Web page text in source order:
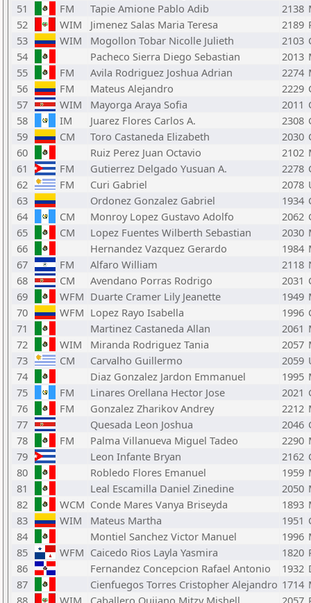
51
FM Tapie Amione Pablo Adib 2138
52
WIM Jimenez Salas Maria Teresa 2189
53
WIM Mogollon Tobar Nicolle Julieth 2103
54
Pacheco Sierra Diego Sebastian 2013
55
FM Avila Rodriguez Joshua Adrian 2274
56
FM Mateus Alejandro 2229
57
WIM Mayorga Araya Sofia 2011
58
IM Juarez Flores Carlos A. 2308
59
CM Toro Castaneda Elizabeth 2030
60
Ruiz Perez Juan Octavio 2102
61
FM Gutierrez Delgado Yusuan A. 2278
62
FM Curi Gabriel 2078
63
Ordonez Gonzalez Gabriel 1934
64
CM Monroy Lopez Gustavo Adolfo 2062
65
CM Lopez Fuentes Wilberth Sebastian 2030
66
Hernandez Vazquez Gerardo 1984
67
FM Alfaro William 2118
68
CM Avendano Porras Rodrigo 2031
69
WFM Duarte Cramer Lily Jeanette 1949
70
WFM Lopez Rayo Isabella 1996
71
Martinez Castaneda Allan 2061
72
WIM Miranda Rodriguez Tania 2057
73
CM Carvalho Guillermo 2059
74
Diaz Gonzalez Jardon Emmanuel 1995
75
FM Linares Orellana Hector Jose 2021
76
FM Gonzalez Zharikov Andrey 2212
77
Quesada Leon Joshua 2046
78
FM Palma Villanueva Miguel Tadeo 2290
79
Leon Infante Bryan 2162
80
Robledo Flores Emanuel 1959
81
Leal Escamilla Daniel Zinedine 2050
82
WCM Conde Mares Vanya Briseyda 1893
83
WIM Mateus Martha 1951
84
Montiel Sanchez Victor Manuel 1996
85
WFM Caicedo Rios Layla Yasmira 1820
86
Fernandez Concepcion Rafael Antonio 1932
87
Cienfuegos Torres Cristopher Alejandro 1714
88
WIM Caballero Quijano Mitzy Mishell 2057